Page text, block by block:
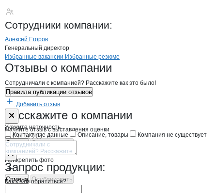
Сотрудники компании:
Алексей Егоров
Генеральный директор
Брендыкомпани Мясокомбинат
Вакансии вМясокомбинат Радуга
Избранные вакансии Избранные резюме
Новости oМясокомбинат Радуга,
Отзывы о компании
Сотрудничали с компанией? Расскажите как это было!
Правила публикации отзывов
Добавить отзыв
Расскажите о компании
Начните отзыв с выставления оценки
Прикрепить фото
Отмена Опубликовать
Форма обратной связи о неточностях
Укажите неточность
Контактные данные
Описание, товары Компания не существует
Отмена Опубликовать
Запрос продукции:
Как к вам обратиться?